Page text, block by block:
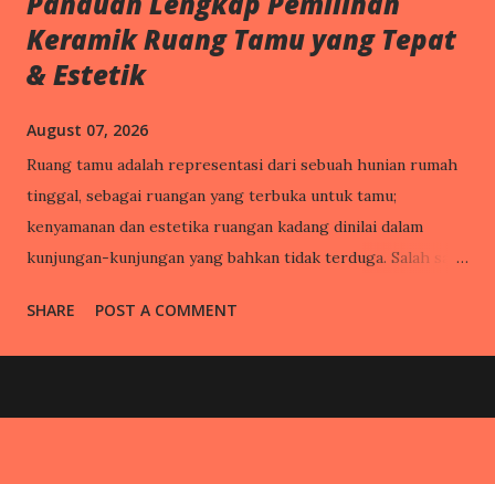
Keramik Ruang Tamu yang Tepat
& Estetik
August 07, 2026
Ruang tamu adalah representasi dari sebuah hunian rumah
tinggal, sebagai ruangan yang terbuka untuk tamu;
kenyamanan dan estetika ruangan kadang dinilai dalam
kunjungan-kunjungan yang bahkan tidak terduga. Salah satu
umumnya dilapisi keramik. (Ruang Tamu; sumber foto:
SHARE POST A COMMENT